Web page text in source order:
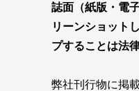
誌面（紙版・電
リーンショット
プすることは法
弊社刊行物に掲